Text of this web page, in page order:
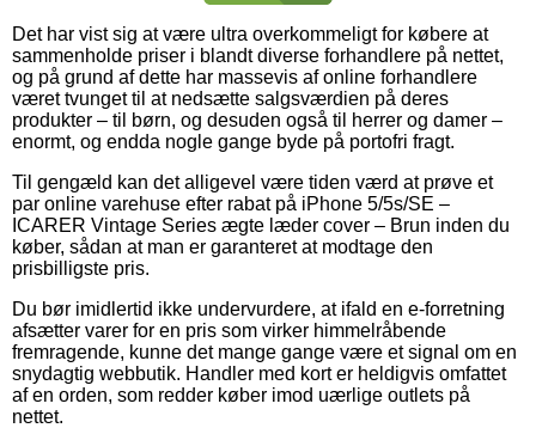
Det har vist sig at være ultra overkommeligt for købere at
sammenholde priser i blandt diverse forhandlere på nettet,
og på grund af dette har massevis af online forhandlere
været tvunget til at nedsætte salgsværdien på deres
produkter – til børn, og desuden også til herrer og damer –
enormt, og endda nogle gange byde på portofri fragt.
Til gengæld kan det alligevel være tiden værd at prøve et
par online varehuse efter rabat på iPhone 5/5s/SE –
ICARER Vintage Series ægte læder cover – Brun inden du
køber, sådan at man er garanteret at modtage den
prisbilligste pris.
Du bør imidlertid ikke undervurdere, at ifald en e-forretning
afsætter varer for en pris som virker himmelråbende
fremragende, kunne det mange gange være et signal om en
snydagtig webbutik. Handler med kort er heldigvis omfattet
af en orden, som redder køber imod uærlige outlets på
nettet.